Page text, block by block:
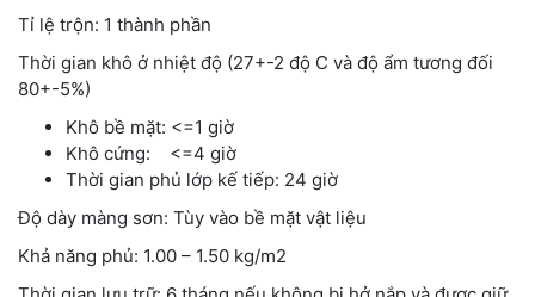
Tỉ lệ trộn: 1 thành phần
Thời gian khô ở nhiệt độ (27+-2 độ C và độ ẩm tương đối
80+-5%)
Khô bề mặt: <=1 giờ
Khô cứng: <=4 giờ
Thời gian phủ lớp kế tiếp: 24 giờ
Độ dày màng sơn: Tùy vào bề mặt vật liệu
Khả năng phủ: 1.00 – 1.50 kg/m2